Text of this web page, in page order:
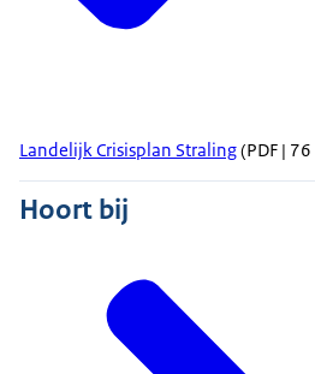
Landelijk Crisisplan Straling(PDF |
Hoort bij